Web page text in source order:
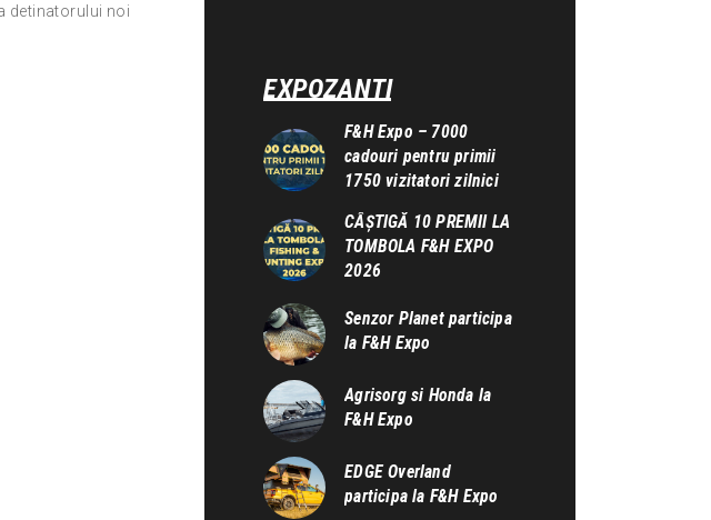
detinatorului noi
EXPOZANTI
F&H Expo – 7000
cadouri pentru primii
1750 vizitatori zilnici
CÂȘTIGĂ 10 PREMII LA
TOMBOLA F&H EXPO
2026
Senzor Planet participa
la F&H Expo
Agrisorg si Honda la
F&H Expo
EDGE Overland
participa la F&H Expo